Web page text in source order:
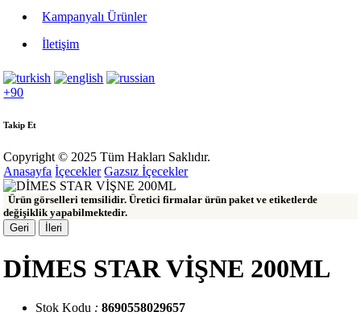
Kampanyalı Ürünler
İletişim
+90
Takip Et
Copyright © 2025 Tüm Hakları Saklıdır.
Anasayfa İçecekler Gazsız İçecekler
Ürün görselleri temsilidir. Üretici firmalar ürün paket ve etiketlerde
değişiklik yapabilmektedir.
Geri
İleri
DİMES STAR VİŞNE 200ML
Stok Kodu : 8690558029657